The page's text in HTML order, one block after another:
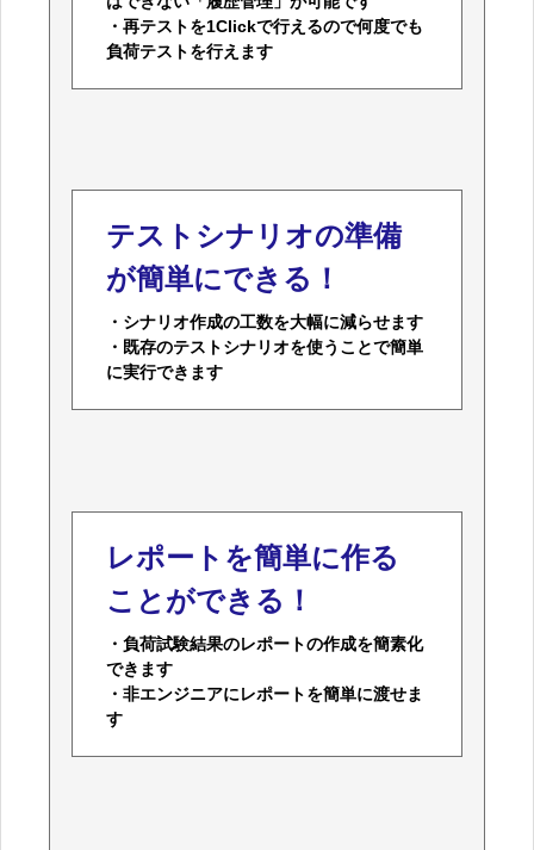
・再テストを1Clickで行えるので何度でも
負荷テストを行えます
テストシナリオの準備
が簡単にできる！
・シナリオ作成の工数を大幅に減らせます
・既存のテストシナリオを使うことで簡単
に実行できます
レポートを簡単に作る
ことができる！
・負荷試験結果のレポートの作成を簡素化
できます
・非エンジニアにレポートを簡単に渡せま
す